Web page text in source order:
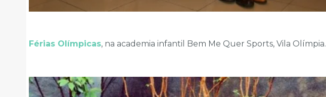
Férias Olímpicas, na academia infantil Bem Me Quer Sports, Vila Olímpia.